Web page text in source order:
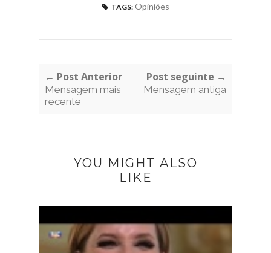
TAGS: Opiniões
← Post Anterior
Mensagem mais
recente
Post seguinte →
Mensagem antiga
YOU MIGHT ALSO
LIKE